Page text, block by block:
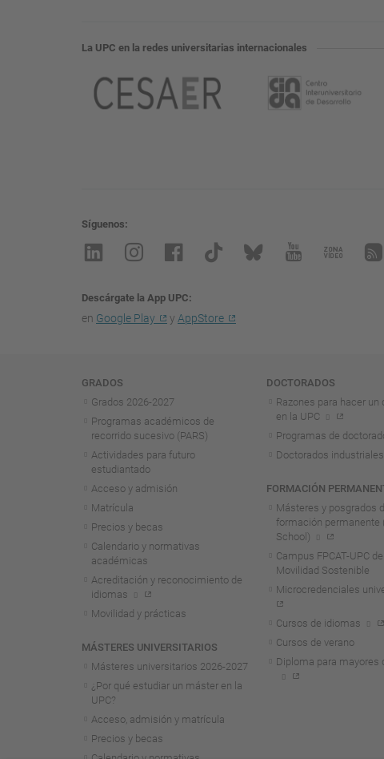
La UPC en la redes universitarias internacionales
Síguenos
Descárgate la App UPC
en Google Play y AppStore
Navegación
GRADOS
Grados 2026-2027
Programas académicos de
recorrido sucesivo (PARS)
Actividades para futuro
estudiantado
Acceso y admisión
Matrícula
Precios y becas
Calendario y normativas
académicas
Acreditación y reconocimiento de
idiomas
Movilidad y prácticas
MÁSTERES UNIVERSITARIOS
Másteres universitarios 2026-2027
¿Por qué estudiar un máster en la
UPC?
Acceso, admisión y matrícula
Precios y becas
DOCTORADOS
Razones para hacer un
en la UPC
Programas de
Doctorados industriales
FORMACIÓN
Másteres y posgrados
formación permanente
School)
Campus FPCAT-UPC
Movilidad Sostenible
Microcredenciales
Cursos de idiomas
Cursos de verano
Diploma para mayores